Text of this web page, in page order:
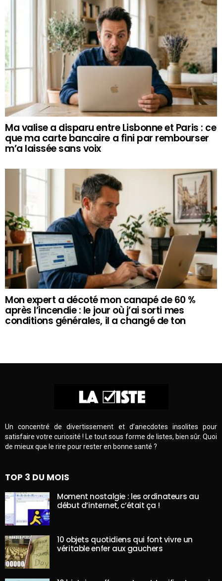
Ma valise a disparu entre Lisbonne et Paris : ce
que ma carte bancaire a fini par rembourser
m’a laissée sans voix
Mon expert a décoté mon canapé de 60 %
après l’incendie : le jour où j’ai sorti mes
conditions générales, il a changé de ton
Un concentré de divertissement et d’anecdotes insolites pour
satisfaire votre curiosité ! Le tout sous forme de listes, bien sûr. Quoi
de mieux que le rire pour rester en bonne santé ?
TOP 3 DU MOIS
Moment nostalgie : les ordinateurs au
début d’internet, c’était ça !
10 objets quotidiens qui font vivre un
véritable enfer aux gauchers